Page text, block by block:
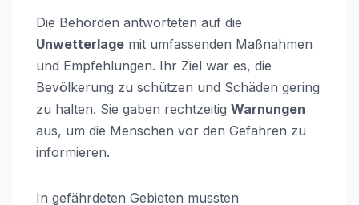
Die Behörden antworteten auf die
Unwetterlage mit umfassenden Maßnahmen
und Empfehlungen. Ihr Ziel war es, die
Bevölkerung zu schützen und Schäden gering
zu halten. Sie gaben rechtzeitig Warnungen
aus, um die Menschen vor den Gefahren zu
informieren.
In gefährdeten Gebieten mussten